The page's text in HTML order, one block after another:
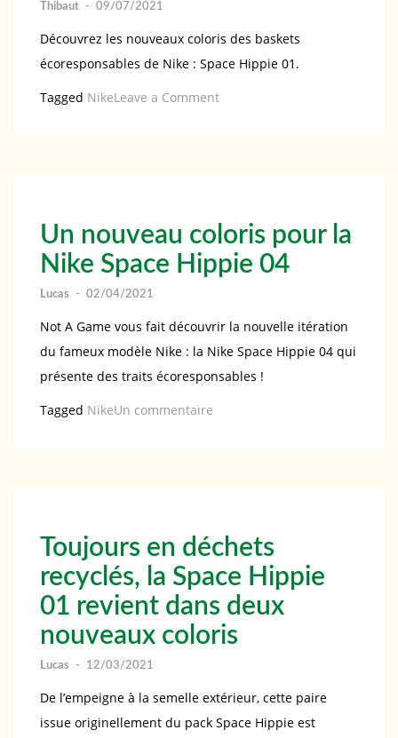
Thibaut - 09/07/2021
Découvrez les nouveaux coloris des baskets
écoresponsables de Nike : Space Hippie 01.
Tagged NikeLeave a Commenton
:
Deux
nouveaux
pour
la
basket
Un nouveau coloris pour la
Nike Space Hippie 04
Lucas - 02/04/2021
Not A Game vous fait découvrir la nouvelle itération
du fameux modèle Nike : la Nike Space Hippie 04 qui
présente des traits écoresponsables !
Tagged NikeUn commentaire
Nike
Space
Hippie
04
Toujours en déchets
recyclés, la Space Hippie
01 revient dans deux
nouveaux coloris
Lucas - 12/03/2021
De l’empeigne à la semelle extérieur, cette paire
issue originellement du pack Space Hippie est